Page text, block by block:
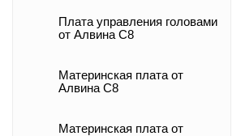
Плата управления головами
от Алвина С8
Материнская плата от
Алвина С8
Материнская плата от